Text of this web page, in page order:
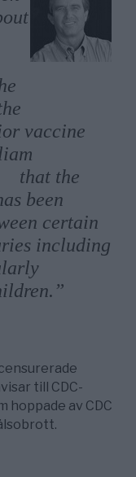
vaccine
that the
been
certain
including
till CDC-
hoppade av CDC